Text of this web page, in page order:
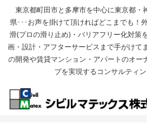
東京都町田市と多摩市を中心に東京都・
県･･･お声を掛けて頂ければどこまでも！
滑(プロの滑り止め)・バリアフリー化対策
画・設計・アフターサービスまで手がけて
の開発や賃貸マンション・アパートのオー
プを実現するコンサルティン